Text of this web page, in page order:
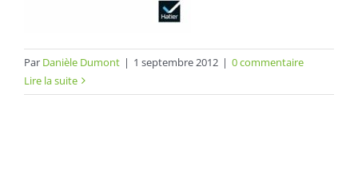
Par Danièle Dumont | 1 septembre 2012 | 0 commentaire
Lire la suite